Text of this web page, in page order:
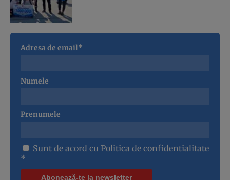
Adresa de email*
Numele
Prenumele
Sunt de acord cu Politica de confidentialitate
*